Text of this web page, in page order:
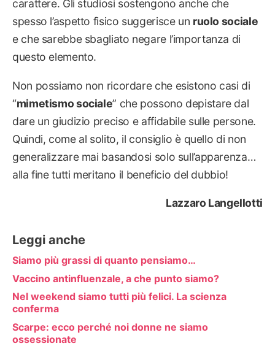
carattere. Gli studiosi sostengono anche che
spesso l’aspetto fisico suggerisce un ruolo sociale
e che sarebbe sbagliato negare l’importanza di
questo elemento.
Non possiamo non ricordare che esistono casi di
“mimetismo sociale” che possono depistare dal
dare un giudizio preciso e affidabile sulle persone.
Quindi, come al solito, il consiglio è quello di non
generalizzare mai basandosi solo sull’apparenza…
alla fine tutti meritano il beneficio del dubbio!
Lazzaro Langellotti
Leggi anche
Siamo più grassi di quanto pensiamo…
Vaccino antinfluenzale, a che punto siamo?
Nel weekend siamo tutti più felici. La scienza
conferma
Scarpe: ecco perché noi donne ne siamo
ossessionate